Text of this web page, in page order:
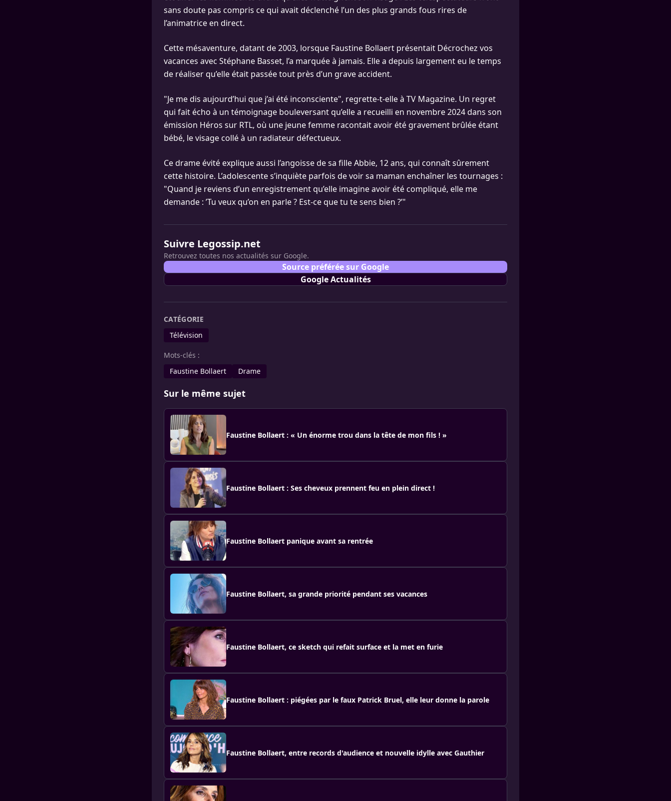
sans doute pas compris ce qui avait déclenché l’un des plus grands fous rires de
l’animatrice en direct.
Cette mésaventure, datant de 2003, lorsque Faustine Bollaert présentait Décrochez vos
vacances avec Stéphane Basset, l’a marquée à jamais. Elle a depuis largement eu le temps
de réaliser qu’elle était passée tout près d’un grave accident.
"Je me dis aujourd’hui que j’ai été inconsciente", regrette-t-elle à TV Magazine. Un regret
qui fait écho à un témoignage bouleversant qu’elle a recueilli en novembre 2024 dans son
émission Héros sur RTL, où une jeune femme racontait avoir été gravement brûlée étant
bébé, le visage collé à un radiateur défectueux.
Ce drame évité explique aussi l’angoisse de sa fille Abbie, 12 ans, qui connaît sûrement
cette histoire. L’adolescente s’inquiète parfois de voir sa maman enchaîner les tournages :
"Quand je reviens d’un enregistrement qu’elle imagine avoir été compliqué, elle me
demande : ’Tu veux qu’on en parle ? Est-ce que tu te sens bien ?’"
Suivre Legossip.net
Retrouvez toutes nos actualités sur Google.
Source préférée sur Google
Google Actualités
CATÉGORIE
Télévision
Mots-clés :
Faustine Bollaert
Drame
Sur le même sujet
Faustine Bollaert : « Un énorme trou dans la tête de mon fils ! »
Faustine Bollaert : Ses cheveux prennent feu en plein direct !
Faustine Bollaert panique avant sa rentrée
Faustine Bollaert, sa grande priorité pendant ses vacances
Faustine Bollaert, ce sketch qui refait surface et la met en furie
Faustine Bollaert : piégées par le faux Patrick Bruel, elle leur donne la parole
Faustine Bollaert, entre records d'audience et nouvelle idylle avec Gauthier